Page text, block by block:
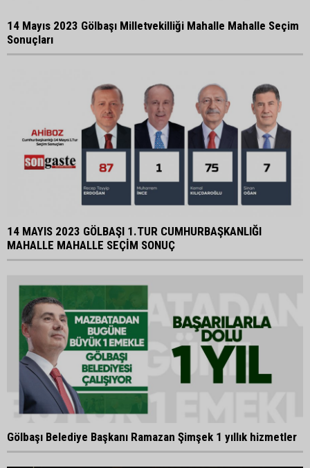
14 Mayıs 2023 Gölbaşı Milletvekilliği Mahalle Mahalle Seçim
Sonuçları
14 MAYIS 2023 GÖLBAŞI 1.TUR CUMHURBAŞKANLIĞI
MAHALLE MAHALLE SEÇİM SONUÇ
Gölbaşı Belediye Başkanı Ramazan Şimşek 1 yıllık hizmetler